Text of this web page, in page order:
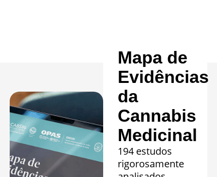
Mapa de
Evidências
da
Cannabis
Medicinal
194 estudos
rigorosamente